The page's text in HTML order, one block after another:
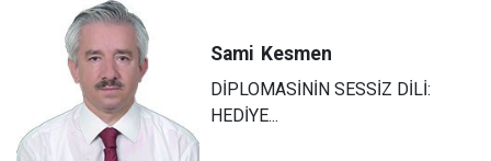
Sami Kesmen
DİPLOMASİNİN SESSİZ DİLİ:
HEDİYE...